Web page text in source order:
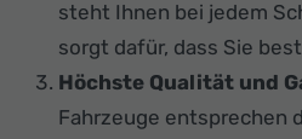
steht Ihnen bei jedem
sorgt dafür, dass Sie
Höchste Qualität und
Fahrzeuge entsprechen